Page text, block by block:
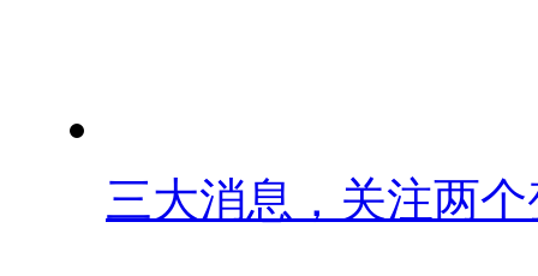
三大消息，关注两个